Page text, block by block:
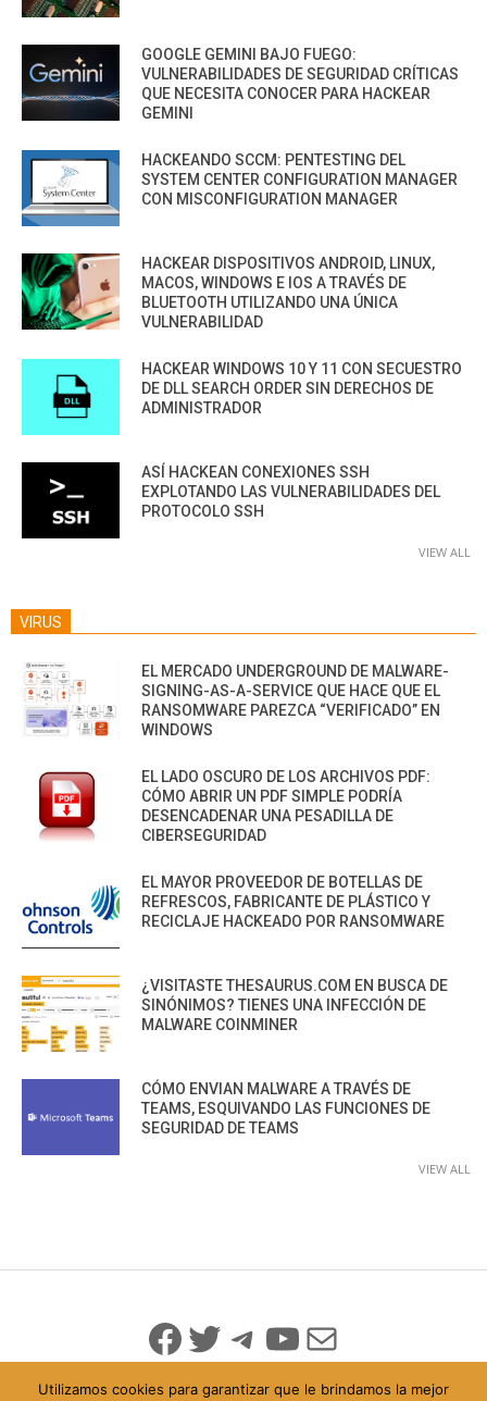
GOOGLE GEMINI BAJO FUEGO:
VULNERABILIDADES DE SEGURIDAD CRÍTICAS
QUE NECESITA CONOCER PARA HACKEAR
GEMINI
HACKEANDO SCCM: PENTESTING DEL
SYSTEM CENTER CONFIGURATION MANAGER
CON MISCONFIGURATION MANAGER
HACKEAR DISPOSITIVOS ANDROID, LINUX,
MACOS, WINDOWS E IOS A TRAVÉS DE
BLUETOOTH UTILIZANDO UNA ÚNICA
VULNERABILIDAD
HACKEAR WINDOWS 10 Y 11 CON SECUESTRO
DE DLL SEARCH ORDER SIN DERECHOS DE
ADMINISTRADOR
ASÍ HACKEAN CONEXIONES SSH
EXPLOTANDO LAS VULNERABILIDADES DEL
PROTOCOLO SSH
VIEW ALL
VIRUS
EL MERCADO UNDERGROUND DE MALWARE-
SIGNING-AS-A-SERVICE QUE HACE QUE EL
RANSOMWARE PAREZCA “VERIFICADO” EN
WINDOWS
EL LADO OSCURO DE LOS ARCHIVOS PDF:
CÓMO ABRIR UN PDF SIMPLE PODRÍA
DESENCADENAR UNA PESADILLA DE
CIBERSEGURIDAD
EL MAYOR PROVEEDOR DE BOTELLAS DE
REFRESCOS, FABRICANTE DE PLÁSTICO Y
RECICLAJE HACKEADO POR RANSOMWARE
¿VISITASTE THESAURUS.COM EN BUSCA DE
SINÓNIMOS? TIENES UNA INFECCIÓN DE
MALWARE COINMINER
CÓMO ENVIAN MALWARE A TRAVÉS DE
TEAMS, ESQUIVANDO LAS FUNCIONES DE
SEGURIDAD DE TEAMS
VIEW ALL
Facebook
Twitter
Telegram
YouTube
Mail
Utilizamos cookies para garantizar que le brindamos la mejor